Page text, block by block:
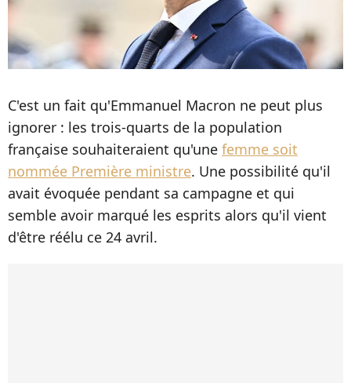
C'est un fait qu'Emmanuel Macron ne peut plus
ignorer : les trois-quarts de la population
française souhaiteraient qu'une femme soit
nommée Première ministre. Une possibilité qu'il
avait évoquée pendant sa campagne et qui
semble avoir marqué les esprits alors qu'il vient
d'être réélu ce 24 avril.